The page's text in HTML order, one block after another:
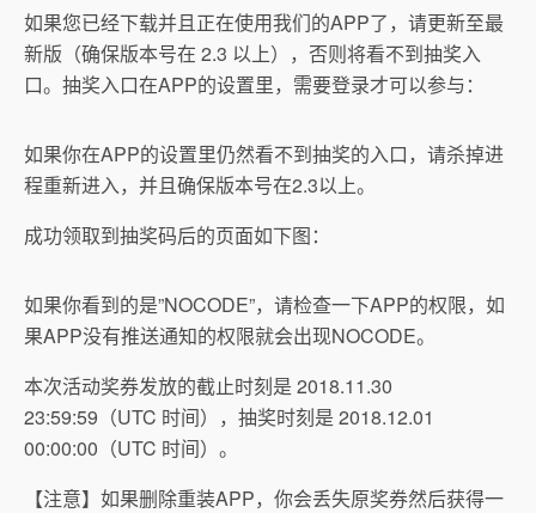
如果您已经下载并且正在使用我们的APP了，请更新至最
新版（确保版本号在 2.3 以上），否则将看不到抽奖入
口。抽奖入口在APP的设置里，需要登录才可以参与：
如果你在APP的设置里仍然看不到抽奖的入口，请杀掉进
程重新进入，并且确保版本号在2.3以上。
成功领取到抽奖码后的页面如下图：
如果你看到的是”NOCODE”，请检查一下APP的权限，如
果APP没有推送通知的权限就会出现NOCODE。
本次活动奖券发放的截止时刻是 2018.11.30
23:59:59（UTC 时间），抽奖时刻是 2018.12.01
00:00:00（UTC 时间）。
【注意】如果删除重装APP，你会丢失原奖券然后获得一